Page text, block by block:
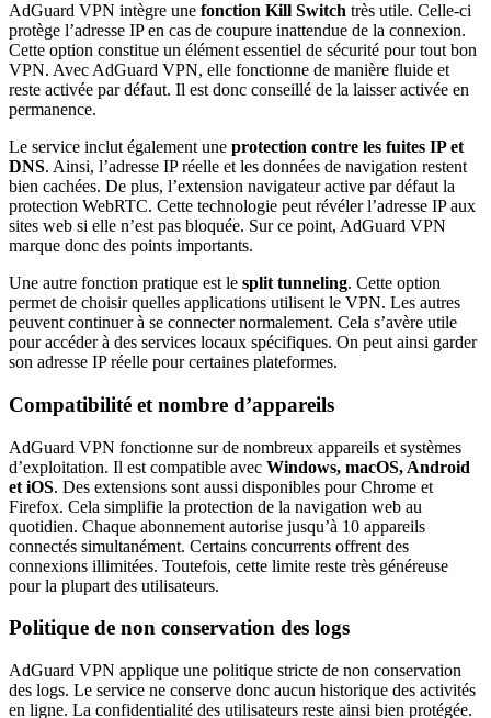
AdGuard VPN intègre une fonction Kill Switch très utile. Celle-ci
protège l’adresse IP en cas de coupure inattendue de la connexion.
Cette option constitue un élément essentiel de sécurité pour tout bon
VPN. Avec AdGuard VPN, elle fonctionne de manière fluide et
reste activée par défaut. Il est donc conseillé de la laisser activée en
permanence.
Le service inclut également une protection contre les fuites IP et
DNS. Ainsi, l’adresse IP réelle et les données de navigation restent
bien cachées. De plus, l’extension navigateur active par défaut la
protection WebRTC. Cette technologie peut révéler l’adresse IP aux
sites web si elle n’est pas bloquée. Sur ce point, AdGuard VPN
marque donc des points importants.
Une autre fonction pratique est le split tunneling. Cette option
permet de choisir quelles applications utilisent le VPN. Les autres
peuvent continuer à se connecter normalement. Cela s’avère utile
pour accéder à des services locaux spécifiques. On peut ainsi garder
son adresse IP réelle pour certaines plateformes.
Compatibilité et nombre d’appareils
AdGuard VPN fonctionne sur de nombreux appareils et systèmes
d’exploitation. Il est compatible avec Windows, macOS, Android
et iOS. Des extensions sont aussi disponibles pour Chrome et
Firefox. Cela simplifie la protection de la navigation web au
quotidien. Chaque abonnement autorise jusqu’à 10 appareils
connectés simultanément. Certains concurrents offrent des
connexions illimitées. Toutefois, cette limite reste très généreuse
pour la plupart des utilisateurs.
Politique de non conservation des logs
AdGuard VPN applique une politique stricte de non conservation
des logs. Le service ne conserve donc aucun historique des activités
en ligne. La confidentialité des utilisateurs reste ainsi bien protégée.